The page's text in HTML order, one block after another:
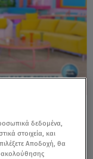
δεδομένα,
στοιχεία, και
Αποδοχή, θα